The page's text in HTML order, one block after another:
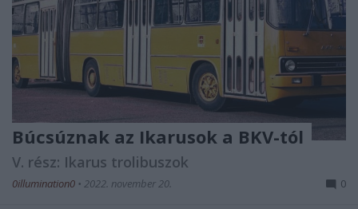
Búcsúznak az Ikarusok a BKV-tól
V. rész: Ikarus trolibuszok
0illumination0 • 2022. november 20. 0